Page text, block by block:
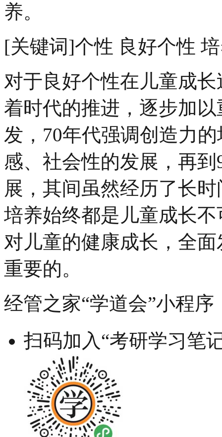
养。
[关键词]个性 良好个性
对于良好个性在儿童成
着时代的推进，逐步加
发，70年代强调创造力
感、社会性的发展，再
展，其间虽然经历了长
培养始终都是儿童成长
对儿童的健康成长，全
重要的。
经管之家“学道会”小程序
扫码加入“考研学习笔